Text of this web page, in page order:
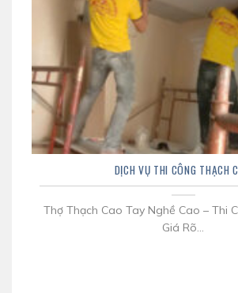
DỊCH VỤ THI CÔNG THẠCH
Thợ Thạch Cao Tay Nghề Cao – Thi
Giá Rõ...